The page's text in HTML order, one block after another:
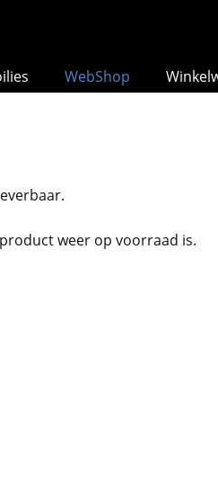
WebShop
weer op voorraad is.